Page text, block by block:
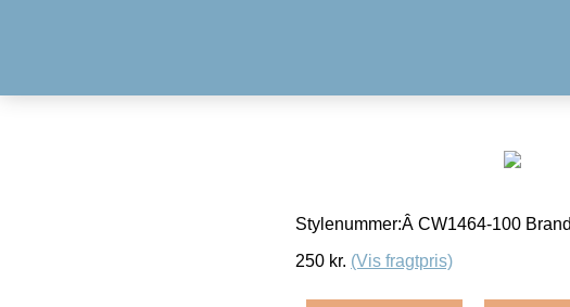
Stylenummer:Â CW1464-100
250 kr. (Vis fragtpris)